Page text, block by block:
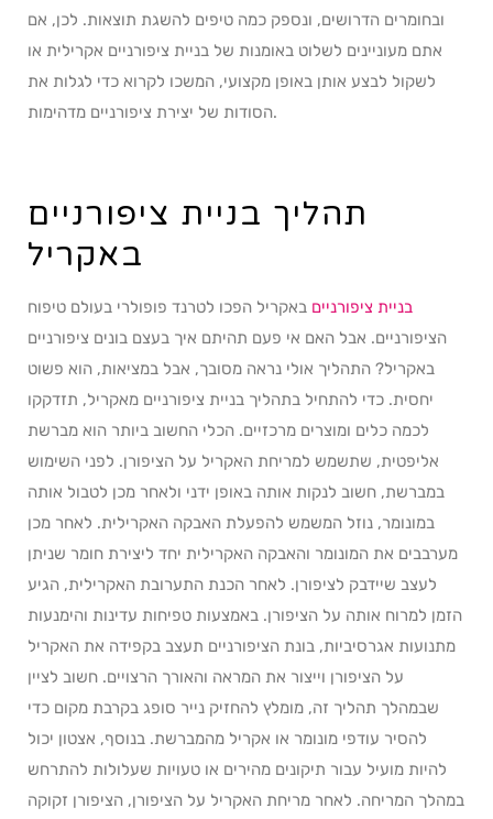
ובחומרים הדרושים, ונספק כמה טיפים להשגת תוצאות. לכן, אם
אתם מעוניינים לשלוט באומנות של בניית ציפורניים אקרילית או
לשקול לבצע אותן באופן מקצועי, המשכו לקרוא כדי לגלות את
הסודות של יצירת ציפורניים מדהימות.
תהליך בניית ציפורניים
באקריל
בניית ציפורניים באקריל הפכו לטרנד פופולרי בעולם טיפוח
הציפורניים. אבל האם אי פעם תהיתם איך בעצם בונים ציפורניים
באקריל? התהליך אולי נראה מסובך, אבל במציאות, הוא פשוט
יחסית. כדי להתחיל בתהליך בניית ציפורניים מאקריל, תזדקקו
לכמה כלים ומוצרים מרכזיים. הכלי החשוב ביותר הוא מברשת
אליפטית, שתשמש למריחת האקריל על הציפורן. לפני השימוש
במברשת, חשוב לנקות אותה באופן ידני ולאחר מכן לטבול אותה
במונומר, נוזל המשמש להפעלת האבקה האקרילית. לאחר מכן
מערבבים את המונומר והאבקה האקרילית יחד ליצירת חומר שניתן
לעצב שיידבק לציפורן. לאחר הכנת התערובת האקרילית, הגיע
הזמן למרוח אותה על הציפורן. באמצעות טפיחות עדינות והימנעות
מתנועות אגרסיביות, בונת הציפורניים תעצב בקפידה את האקריל
על הציפורן וייצור את המראה והאורך הרצויים. חשוב לציין
שבמהלך תהליך זה, מומלץ להחזיק נייר סופג בקרבת מקום כדי
להסיר עודפי מונומר או אקריל מהמברשת. בנוסף, אצטון יכול
להיות מועיל עבור תיקונים מהירים או טעויות שעלולות להתרחש
במהלך המריחה. לאחר מריחת האקריל על הציפורן, הציפורן זקוקה